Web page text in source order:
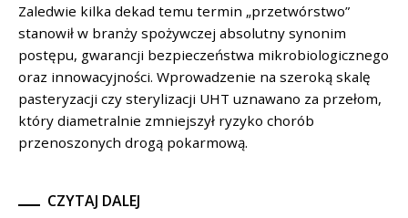
Zaledwie kilka dekad temu termin „przetwórstwo”
stanowił w branży spożywczej absolutny synonim
postępu, gwarancji bezpieczeństwa mikrobiologicznego
oraz innowacyjności. Wprowadzenie na szeroką skalę
pasteryzacji czy sterylizacji UHT uznawano za przełom,
który diametralnie zmniejszył ryzyko chorób
przenoszonych drogą pokarmową.
CZYTAJ DALEJ